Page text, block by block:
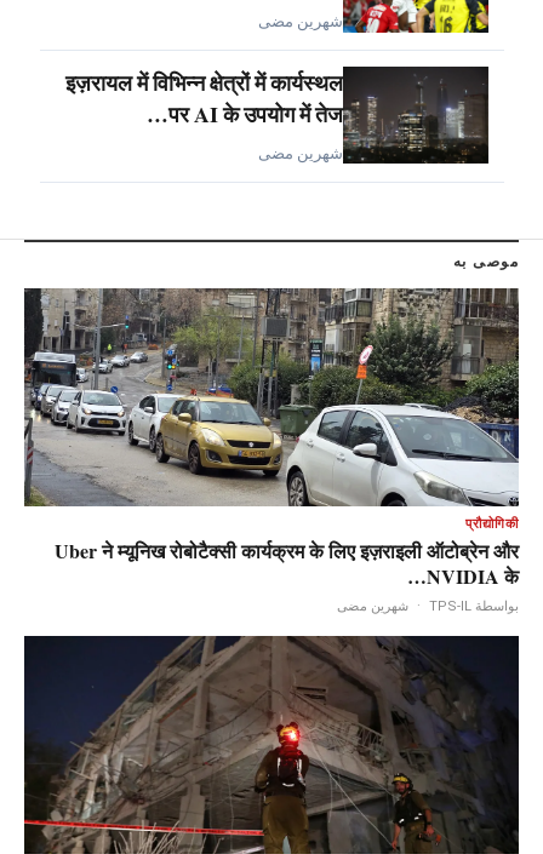
شهرين مضى
इज़रायल में विभिन्न क्षेत्रों में कार्यस्थल
पर AI के उपयोग में तेज…
شهرين مضى
موصى به
प्रौद्योगिकी
Uber ने म्यूनिख रोबोटैक्सी कार्यक्रम के लिए इज़राइली ऑटोब्रेन और
NVIDIA के…
بواسطة TPS-IL · شهرين مضى